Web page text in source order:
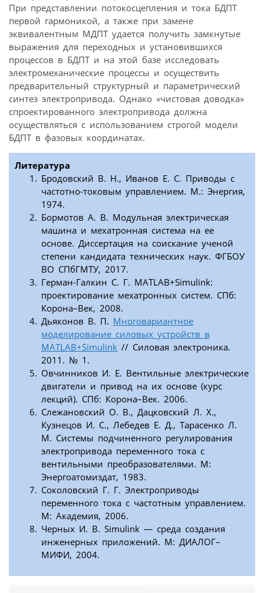
При представлении потокосцепления и тока БДПТ
первой гармоникой, а также при замене
эквивалентным МДПТ удается получить замкнутые
выражения для переходных и установившихся
процессов в БДПТ и на этой базе исследовать
электромеханические процессы и осуществить
предварительный структурный и параметрический
синтез электропривода. Однако «чистовая доводка»
спроектированного электропривода должна
осуществляться с использованием строгой модели
БДПТ в фазовых координатах.
Литература
Бродовский В. Н., Иванов Е. С. Приводы с
частотно-токовым управлением. М.: Энергия,
1974.
Бормотов А. В. Модульная электрическая
машина и мехатронная система на ее
основе. Диссертация на соискание ученой
степени кандидата технических наук. ФГБОУ
ВО СПбГМТУ, 2017.
Герман-Галкин С. Г. MATLAB+Simulink:
проектирование мехатронных систем. СПб:
Корона–Век, 2008.
Дьяконов В. П. Многовариантное
моделирование силовых устройств в
MATLAB+Simulink // Силовая электроника.
2011. № 1.
Овчинников И. Е. Вентильные электрические
двигатели и привод на их основе (курс
лекций). СПб: Корона–Век. 2006.
Слежановский О. В., Дацковский Л. Х.,
Кузнецов И. С., Лебедев Е. Д., Тарасенко Л.
М. Системы подчиненного регулирования
электропривода переменного тока с
вентильными преобразователями. М:
Энергоатомиздат, 1983.
Соколовский Г. Г. Электроприводы
переменного тока с частотным управлением.
М: Академия, 2006.
Черных И. В. Simulink — среда создания
инженерных приложений. М: ДИАЛОГ–
МИФИ, 2004.